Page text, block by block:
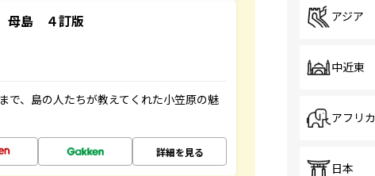
島 ４訂版
で、島の人たちが教えてくれた小笠原の魅
詳細を見る
アジア
中近東
アフリカ
日本